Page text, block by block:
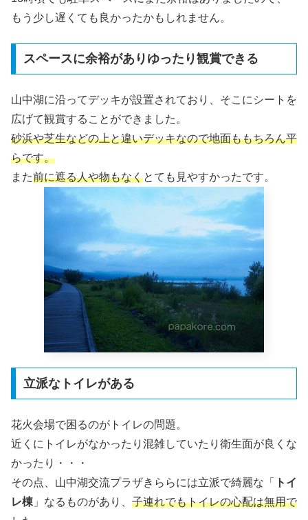
もう少し遅くても良かったかもしれません。
スペースに余裕がありゆったり観賞できる
山中湖に沿ってデッキが設置されており、そこにシートを
広げて観賞することができました。
砂浜や芝生などの上と違いデッキなので地面ももちろん平
らです。
また前に遮る人や物もなくとても見やすかったです。
立派なトイレがある
花火会場で困るのがトイレの問題。
近くにトイレがなかったり混雑していたり衛生面が良くな
かったり・・・
その点、山中湖交流プラザきららには立派で綺麗な「
トイ
レ棟 」なるものがあり、 子連れでもトイレの心配は無用で